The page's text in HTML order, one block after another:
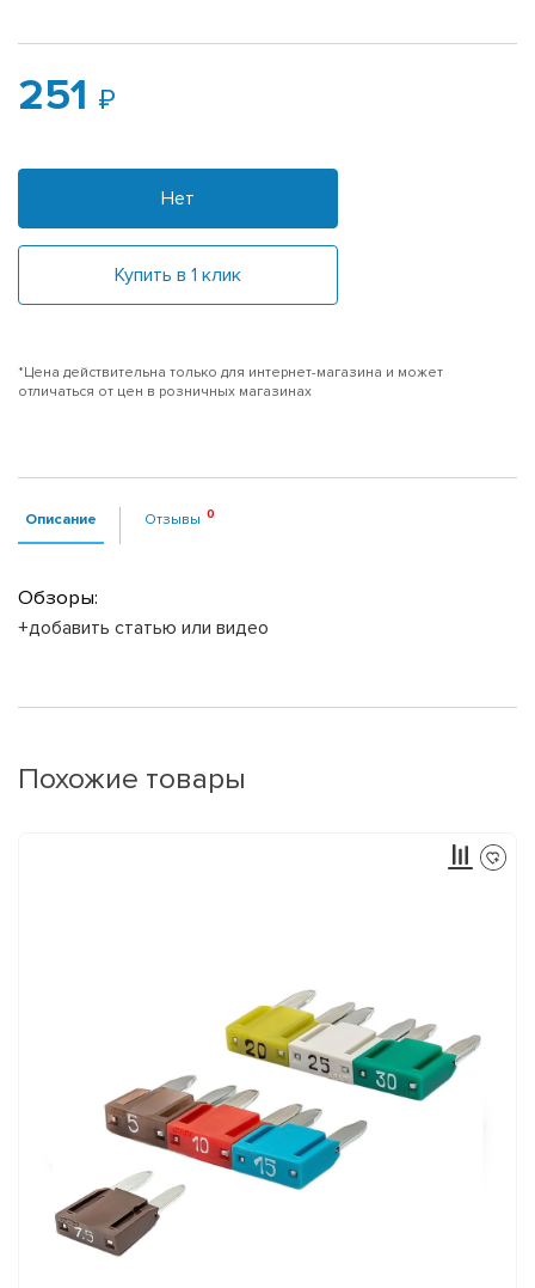
251
Нет
Купить в 1 клик
*Цена действительна только для интернет-магазина и может
отличаться от цен в розничных магазинах
Описание Отзывы
Обзоры:
+добавить статью или видео
Похожие товары